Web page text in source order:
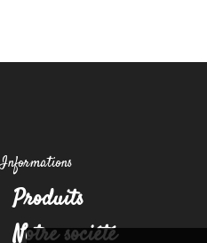
Informations
Produits
Notre société